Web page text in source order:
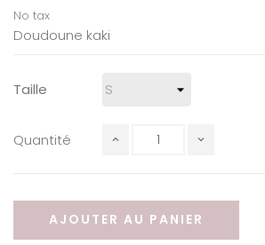
No tax
Doudoune kaki
Taille
Quantité
AJOUTER AU PANIER